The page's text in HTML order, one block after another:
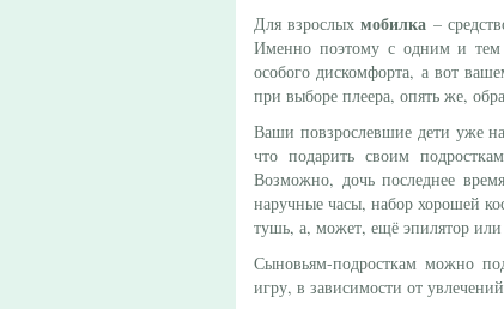
Для взрослыхмобилка –
Именно поэтому с одним и тем
особого дискомфорта, а вот
при выборе плеера, опять же,
Ваши повзрослевшие дети уже
что подарить своим
Возможно, дочь последнее
наручные часы, набор хорошей
тушь, а, может, ещё эпилятор
Сыновьям-подросткам можно
игру, в зависимости от